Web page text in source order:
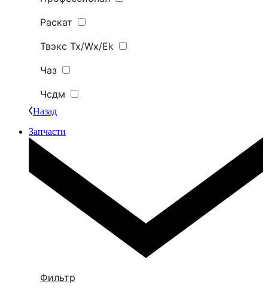
Раскат
Твэкс Tx/Wx/Ek
Чаз
Чсдм
Назад
Запчасти
Фильтр